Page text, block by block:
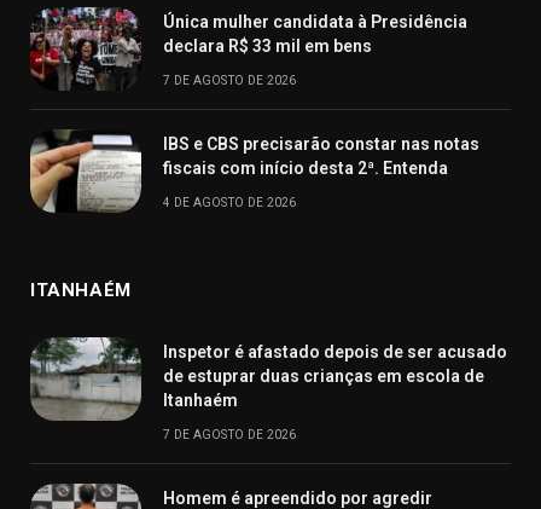
Única mulher candidata à Presidência
declara R$ 33 mil em bens
7 DE AGOSTO DE 2026
IBS e CBS precisarão constar nas notas
fiscais com início desta 2ª. Entenda
4 DE AGOSTO DE 2026
ITANHAÉM
Inspetor é afastado depois de ser acusado
de estuprar duas crianças em escola de
Itanhaém
7 DE AGOSTO DE 2026
Homem é apreendido por agredir